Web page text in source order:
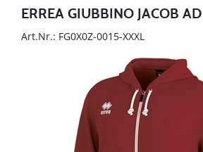
ERREA GIUBBINO JACOB AD
Art.Nr.: FG0X0Z-0015-XXXL